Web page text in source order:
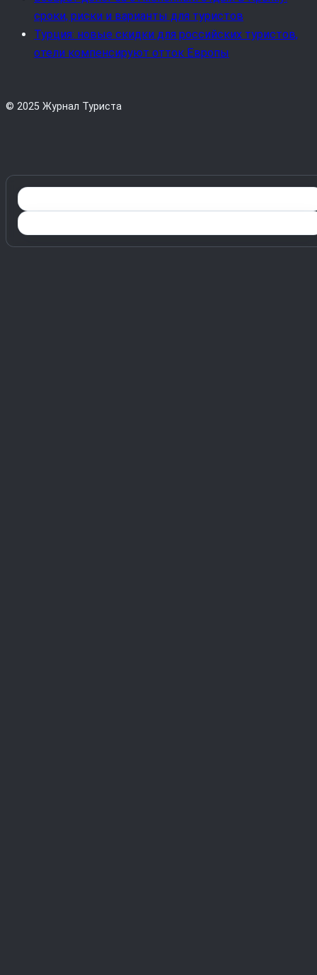
сроки, риски и варианты для туристов
Турция: новые скидки для российских туристов,
отели компенсируют отток Европы
© 2025 Журнал Туриста